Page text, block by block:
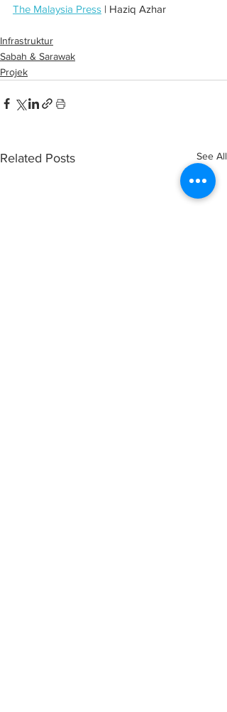
The Malaysia Press | Haziq Azhar
Infrastruktur
Sabah & Sarawak
Projek
Related Posts See All